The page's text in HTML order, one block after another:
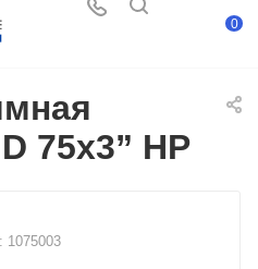
0
75х3” НР
1075003